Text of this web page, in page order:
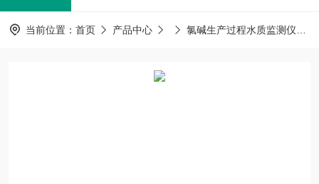
当前位置： 首页 产品中心 氯碱生产过程水质监测仪